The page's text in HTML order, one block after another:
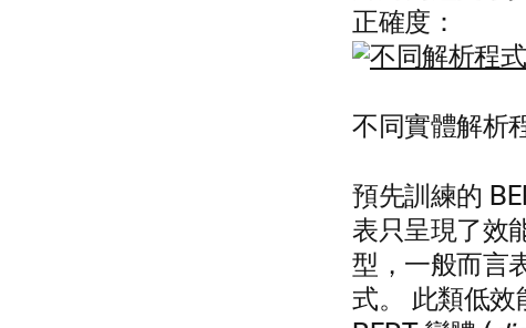
正確度：
不同實體解析
預先訓練的
表只呈現了效
型，一般而言
式。 此類低效